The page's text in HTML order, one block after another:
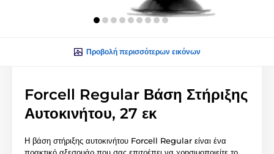
Προβολή περισσότερων εικόνων
Forcell Regular Βάση Στήριξης
Αυτοκινήτου, 27 εκ
Η βάση στήριξης αυτοκινήτου Forcell Regular είναι ένα